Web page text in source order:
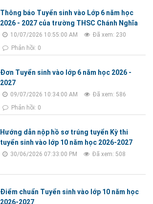
Thông báo Tuyển sinh vào Lớp 6 năm học
2026 - 2027 của trường THSC Chánh Nghĩa
10/07/2026 10:55:00 AM
Đã xem: 230
Phản hồi: 0
Đơn Tuyển sinh vào lớp 6 năm học 2026 -
2027
09/07/2026 10:34:00 AM
Đã xem: 586
Phản hồi: 0
Hướng dẫn nộp hồ sơ trúng tuyển Kỳ thi
tuyển sinh vào lớp 10 năm học 2026-2027
30/06/2026 07:33:00 PM
Đã xem: 508
Điểm chuẩn Tuyển sinh vào lớp 10 năm học
2026-2027